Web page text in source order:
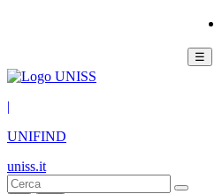
☰
|
UNIFIND
uniss.it